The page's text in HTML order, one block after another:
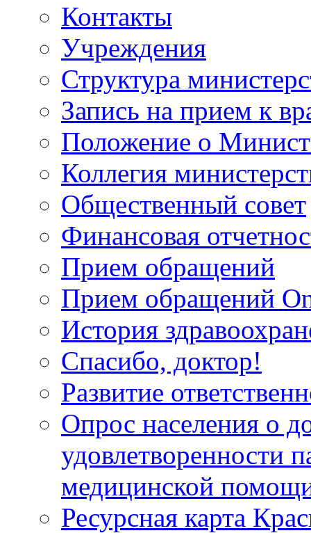
Контакты
Учреждения
Структура
Запись на прием к
Положение о
Коллегия
Общественный совет
Финансовая
Прием обращений
Прием обращений
История
Спасибо, доктор!
Развитие
Опрос населения о
удовлетворенности
медицинской
Ресурсная карта